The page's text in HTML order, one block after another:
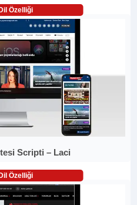
Özelliği
Scripti – Laci
Özelliği